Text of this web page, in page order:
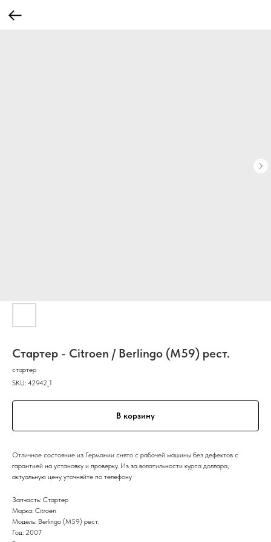
Стартер - Citroen / Berlingo (M59) рест.
стартер
SKU: 42942_1
В корзину
Отличное состояние из Германии снято с рабочей машины без дефектов с
гарантией на установку и проверку. Из за волатильности курса доллара,
актуальную цену уточняйте по телефону
Запчасть: Стартер
Марка: Citroen
Модель: Berlingo (M59) рест.
Год: 2007